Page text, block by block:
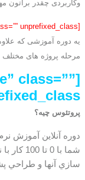
وکاربردی چقدر براتون
[icon name=”check” class=”” unprefixed_class=””]
یه دوره آموزشی که
مرحله پروژه های
class=””
پروتئوس چیه؟
دوره آنلاین آموزش
شما با
سازي آنها و طراحي